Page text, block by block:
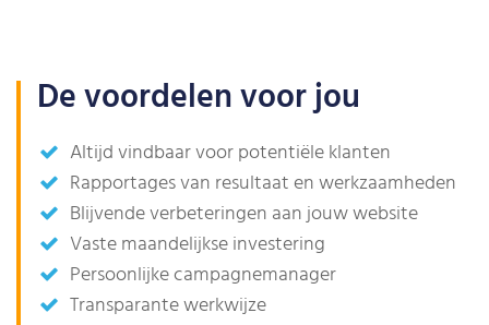
De voordelen voor jou
Altijd vindbaar voor potentiële klanten
Rapportages van resultaat en werkzaamheden
Blijvende verbeteringen aan jouw website
Vaste maandelijkse investering
Persoonlijke campagnemanager
Transparante werkwijze